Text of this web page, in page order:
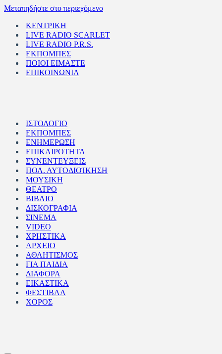
Μεταπηδήστε στο περιεχόμενο
ΚΕΝΤΡΙΚΗ
LIVE RADIO SCARLET
LIVE RADIO P.R.S.
ΕΚΠΟΜΠΕΣ
ΠΟΙΟΙ ΕΙΜΑΣΤΕ
ΕΠΙΚΟΙΝΩΝΙΑ
ΙΣΤΟΛΟΓΙΟ
ΕΚΠΟΜΠΕΣ
ΕΝΗΜΕΡΩΣΗ
ΕΠΙΚΑΙΡΟΤΗΤΑ
ΣΥΝΕΝΤΕΥΞΕΙΣ
ΠΟΛ. ΑΥΤΟΔΙΟΊΚΗΣΗ
ΜΟΥΣΙΚΗ
ΘΕΑΤΡΟ
ΒΙΒΛΙΟ
ΔΙΣΚΟΓΡΑΦΙΑ
ΣΙΝΕΜΑ
VIDEO
ΧΡΗΣΤΙΚΑ
ΑΡΧΕΙΟ
ΑΘΛΗΤΙΣΜΟΣ
ΓΙΑ ΠΑΙΔΙΑ
ΔΙΑΦΟΡΑ
ΕΙΚΑΣΤΙΚΑ
ΦΕΣΤΙΒΑΛ
ΧΟΡΟΣ